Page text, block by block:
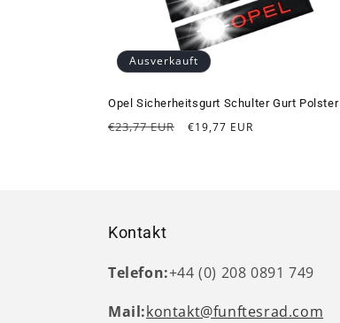
e
:
Ausverkauft
Opel Sicherheitsgurt Schulter Gurt Polster
Normaler
€23,77 EUR Verkaufspreis
€19,77 EUR
Kontakt
Telefon:+44 (0) 208 0891 749
Mail:kontakt@funftesrad.com